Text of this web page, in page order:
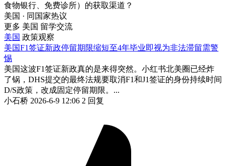
食物银行、免费诊所）的获取渠道？
美国 · 同国家热议
更多 美国 留学交流
美国 政策观察
美国F1签证新政停留期限缩短至4年毕业即视为非法滞留需警
惕
美国这波F1签证新政真的是来得突然。小红书北美圈已经炸
了锅，DHS提交的最终法规要取消F1和J1签证的身份持续时间
D/S政策，改成固定停留期限。...
小石桥 2026-6-9 12:06 2 回复